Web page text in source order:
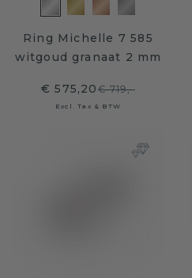
Ring Michelle 7 585
witgoud granaat 2 mm
€ 575,20€ 719,-
Excl. Tax & BTW